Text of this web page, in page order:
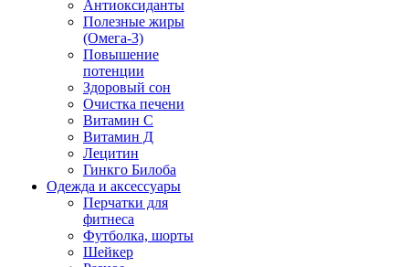
Антиоксиданты
Полезные жиры
(Омега-3)
Повышение
потенции
Здоровый сон
Очистка печени
Витамин С
Витамин Д
Лецитин
Гинкго Билоба
Одежда и аксессуары
Перчатки для
фитнеса
Футболка, шорты
Шейкер